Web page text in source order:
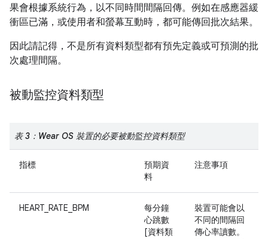
果會根據系統行為，以不同時間間隔回傳。例如在感應器緩
衝區已滿，或使用者和螢幕互動時，都可能傳回批次結果。
因此請記得，不是所有資料類型都有預先定義或可預測的批
次處理間隔。
被動監控資料類型
表 3：Wear OS 裝置的必要被動監控資料類型
指標
預期資
料
注意事項
HEART_RATE_BPM
每分鐘
心跳數
[資料類
裝置可能會以
不同的間隔回
傳心率讀數。